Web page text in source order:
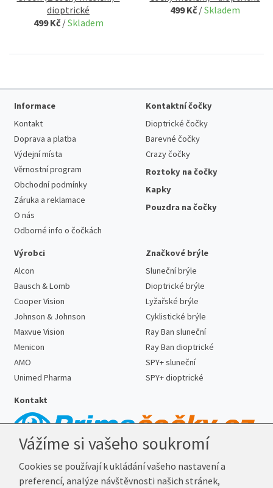
dioptrické
499 Kč/Skladem
499 Kč/Skladem
Informace
Kontakt
Doprava a platba
Výdejní místa
Věrnostní program
Obchodní podmínky
Záruka a reklamace
O nás
Odborné info o čočkách
Kontaktní čočky
Dioptrické čočky
Barevné čočky
Crazy čočky
Roztoky na čočky
Kapky
Pouzdra na čočky
Výrobci
Alcon
Bausch & Lomb
Cooper Vision
Johnson & Johnson
Maxvue Vision
Menicon
AMO
Unimed Pharma
Značkové brýle
Sluneční brýle
Dioptrické brýle
Lyžařské brýle
Cyklistické brýle
Ray Ban sluneční
Ray Ban dioptrické
SPY+ sluneční
SPY+ dioptrické
Kontakt
E-mail:info@prima-cocky.cz
Vážíme si vašeho soukromí
Cookies se používají k ukládání vašeho nastavení a
preferencí, analýze návštěvnosti našich stránek,